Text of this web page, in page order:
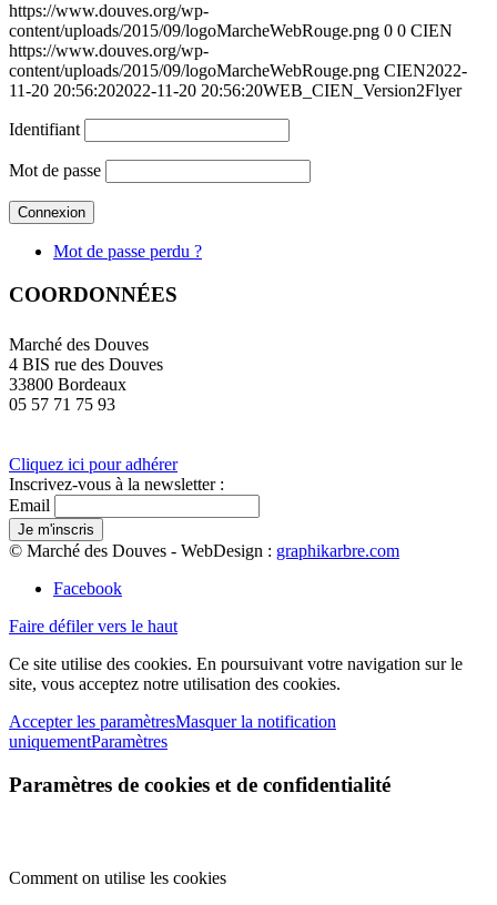
https://www.douves.org/wp-
content/uploads/2015/09/logoMarcheWebRouge.png 0 0 CIEN
https://www.douves.org/wp-
content/uploads/2015/09/logoMarcheWebRouge.png CIEN2022-
11-20 20:56:202022-11-20 20:56:20WEB_CIEN_Version2Flyer
Identifiant
Mot de passe
Mot de passe perdu ?
COORDONNÉES
Marché des Douves
4 BIS rue des Douves
33800 Bordeaux
05 57 71 75 93
Cliquez ici pour adhérer
Inscrivez-vous à la newsletter :
Email
© Marché des Douves - WebDesign : graphikarbre.com
Facebook
Faire défiler vers le haut
Ce site utilise des cookies. En poursuivant votre navigation sur le
site, vous acceptez notre utilisation des cookies.
Accepter les paramètresMasquer la notification
uniquementParamètres
Paramètres de cookies et de confidentialité
Comment on utilise les cookies